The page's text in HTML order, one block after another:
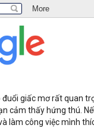
đuổi giấc mơ rất quan
cảm thấy hứng thú.
làm công việc mình